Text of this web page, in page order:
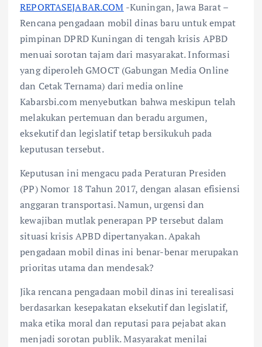
REPORTASEJABAR.COM -Kuningan, Jawa Barat –
Rencana pengadaan mobil dinas baru untuk empat
pimpinan DPRD Kuningan di tengah krisis APBD
menuai sorotan tajam dari masyarakat. Informasi
yang diperoleh GMOCT (Gabungan Media Online
dan Cetak Ternama) dari media online
Kabarsbi.com menyebutkan bahwa meskipun telah
melakukan pertemuan dan beradu argumen,
eksekutif dan legislatif tetap bersikukuh pada
keputusan tersebut.
Keputusan ini mengacu pada Peraturan Presiden
(PP) Nomor 18 Tahun 2017, dengan alasan efisiensi
anggaran transportasi. Namun, urgensi dan
kewajiban mutlak penerapan PP tersebut dalam
situasi krisis APBD dipertanyakan. Apakah
pengadaan mobil dinas ini benar-benar merupakan
prioritas utama dan mendesak?
Jika rencana pengadaan mobil dinas ini terealisasi
berdasarkan kesepakatan eksekutif dan legislatif,
maka etika moral dan reputasi para pejabat akan
menjadi sorotan publik. Masyarakat menilai